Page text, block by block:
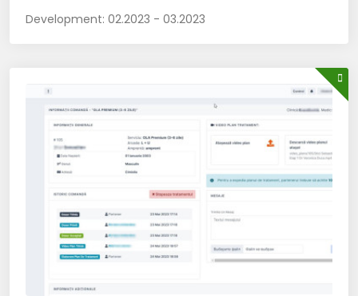
Development: 02.2023 - 03.2023